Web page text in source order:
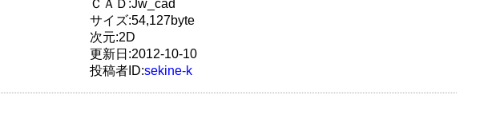
ＣＡＤ:Jw_cad
サイズ:54,127byte
次元:2D
更新日:2012-10-10
投稿者ID:sekine-k